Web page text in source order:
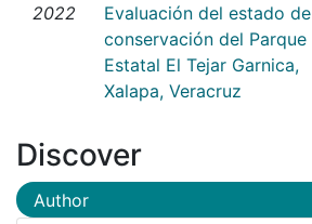
2022
Evaluación del estado de
conservación del Parque
Estatal El Tejar Garnica,
Xalapa, Veracruz
Discover
Author